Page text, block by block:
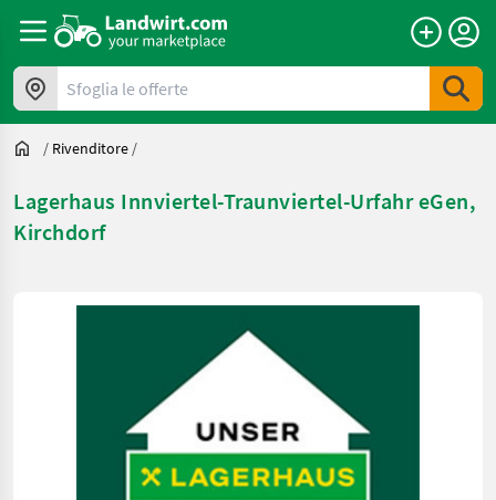
Sfoglia le offerte
/ Rivenditore /
Lagerhaus Innviertel-Traunviertel-Urfahr eGen,
Kirchdorf